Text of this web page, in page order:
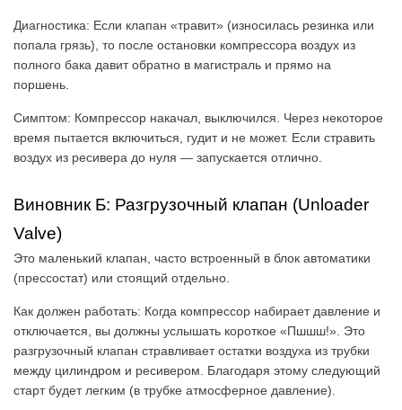
Диагностика: Если клапан «травит» (износилась резинка или
попала грязь), то после остановки компрессора воздух из
полного бака давит обратно в магистраль и прямо на
поршень.
Симптом: Компрессор накачал, выключился. Через некоторое
время пытается включиться, гудит и не может. Если стравить
воздух из ресивера до нуля — запускается отлично.
Виновник Б: Разгрузочный клапан (Unloader
Valve)
Это маленький клапан, часто встроенный в блок автоматики
(прессостат) или стоящий отдельно.
Как должен работать: Когда компрессор набирает давление и
отключается, вы должны услышать короткое «Пшшш!». Это
разгрузочный клапан стравливает остатки воздуха из трубки
между цилиндром и ресивером. Благодаря этому следующий
старт будет легким (в трубке атмосферное давление).